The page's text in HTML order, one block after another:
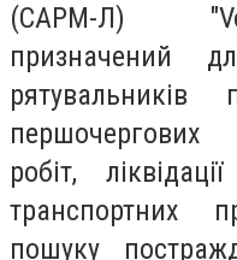
(САРМ-Л)
призначений
першочергових
робіт,
транспортних
пошуку